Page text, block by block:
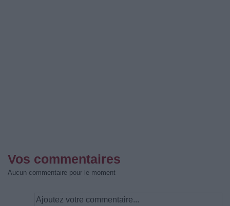
Vos commentaires
Aucun commentaire pour le moment